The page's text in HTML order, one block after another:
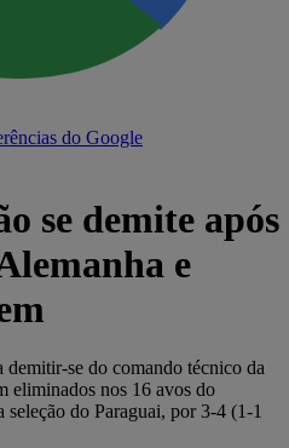
do Google
se demite após
e
se do comando técnico da
eliminados nos 16 avos do
do Paraguai, por 3-4 (1-1